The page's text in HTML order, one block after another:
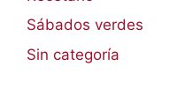
Sábados verdes
Sin categoría